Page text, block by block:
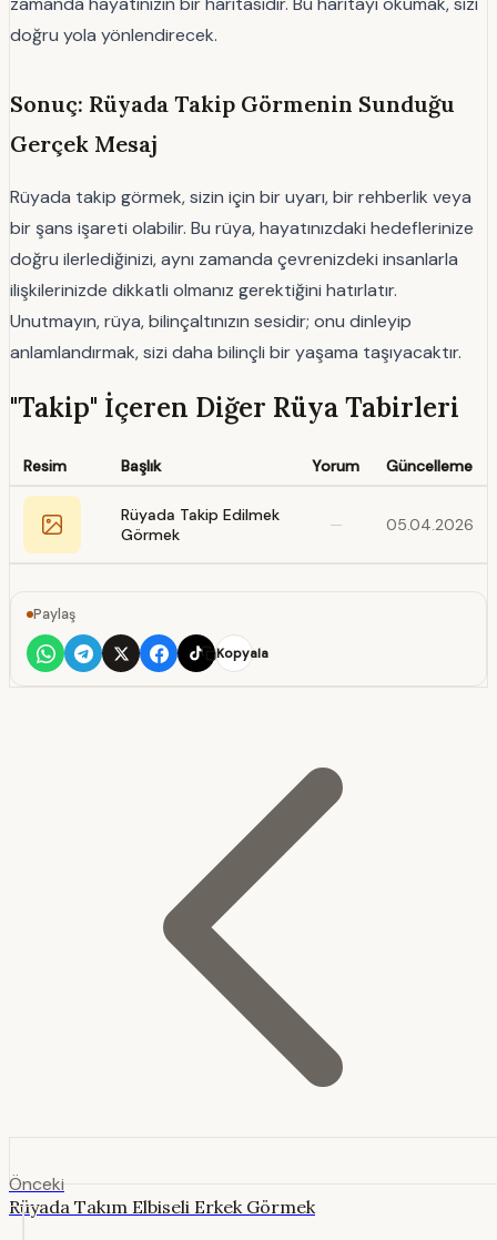
doğru yola yönlendirecek.
Sonuç: Rüyada Takip Görmenin Sunduğu
Gerçek Mesaj
Rüyada takip görmek, sizin için bir uyarı, bir rehberlik veya
bir şans işareti olabilir. Bu rüya, hayatınızdaki hedeflerinize
doğru ilerlediğinizi, aynı zamanda çevrenizdeki insanlarla
ilişkilerinizde dikkatli olmanız gerektiğini hatırlatır.
Unutmayın, rüya, bilinçaltınızın sesidir; onu dinleyip
anlamlandırmak, sizi daha bilinçli bir yaşama taşıyacaktır.
"Takip" İçeren Diğer Rüya Tabirleri
Resim Başlık Yorum Güncelleme
Rüyada Takip Edilmek
Görmek
— 05.04.2026
Paylaş
Kopyala
Önceki
Rüyada Takım Elbiseli Erkek Görmek